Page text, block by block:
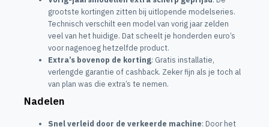
grootste kortingen zitten bij uitlopende modelseries.
Technisch verschilt een model van vorig jaar zelden
veel van het huidige. Dat scheelt je honderden euro’s
voor nagenoeg hetzelfde product.
Extra’s bovenop de korting: Gratis installatie,
verlengde garantie of cashback. Zeker fijn als je toch al
van plan was die extra’s te nemen.
Nadelen
Snel verleid door de verkeerde machine: Door het